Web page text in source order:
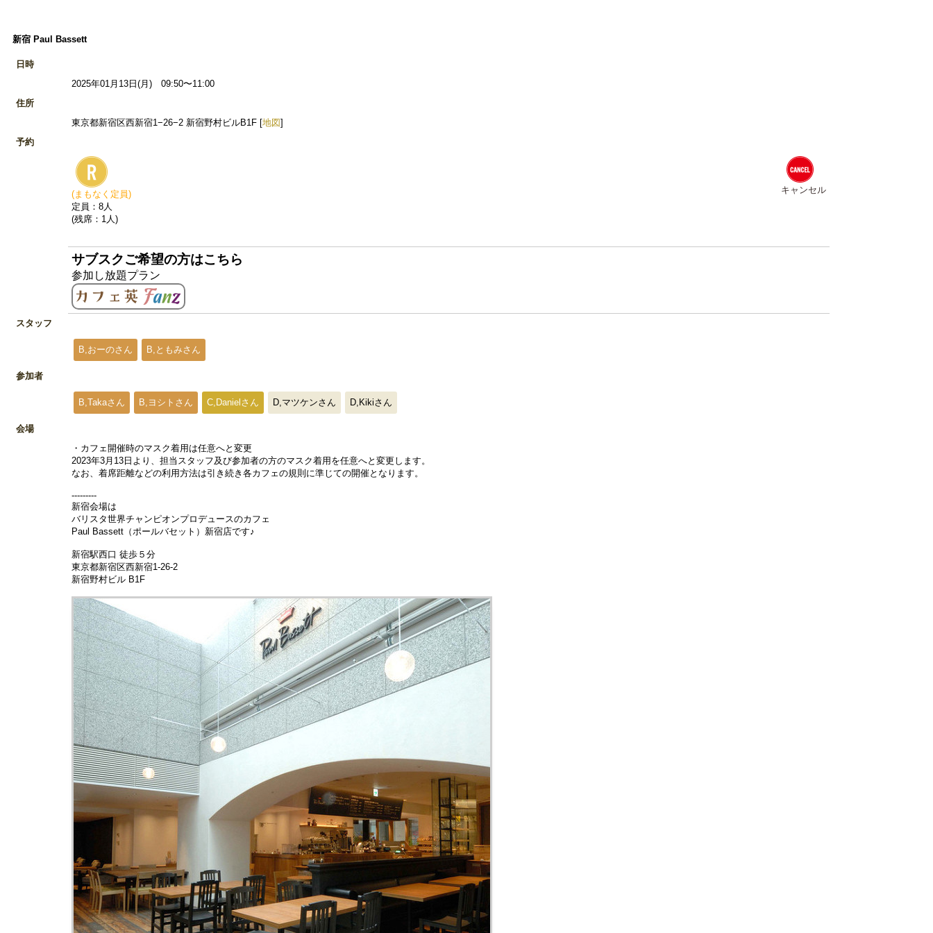
新宿 Paul Bassett
日時
2025年01月13日(月) 09:50〜11:00
住所
東京都新宿区西新宿1−26−2 新宿野村ビルB1F [地図]
予約
(まもなく定員)
定員：8人
(残席：1人)
キャンセル
サブスクご希望の方はこちら
参加し放題プラン
スタッフ
B,おーのさん B,ともみさん
参加者
B,Takaさん B,ヨシトさん C,Danielさん D,マツケンさん D,Kikiさん
会場
・カフェ開催時のマスク着用は任意へと変更
2023年3月13日より、担当スタッフ及び参加者の方のマスク着用を任意へと変更します。
なお、着席距離などの利用方法は引き続き各カフェの規則に準じての開催となります。
---------
新宿会場は
バリスタ世界チャンピオンプロデュースのカフェ
Paul Bassett（ポールバセット）新宿店です♪
新宿駅西口 徒歩５分
東京都新宿区西新宿1-26-2
新宿野村ビル B1F